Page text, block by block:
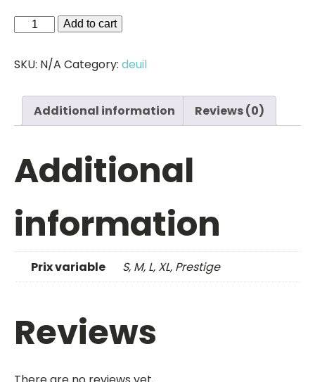
Bouquet
quantity
Add to cart
SKU: N/A Category: deuil
Additional information Reviews (0)
Additional
information
Prix variable S, M, L, XL, Prestige
Reviews